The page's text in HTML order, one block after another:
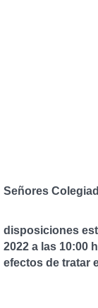
Señores
El Consejo
disposiciones
2022 a las 10:00
efectos de tratar